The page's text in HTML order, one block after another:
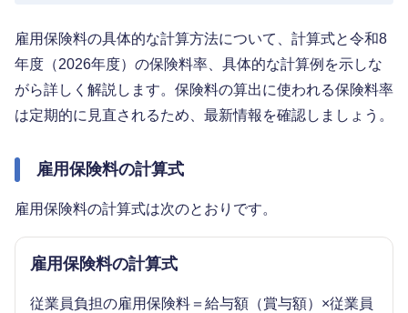
雇用保険料の具体的な計算方法について、計算式と令和8
年度（2026年度）の保険料率、具体的な計算例を示しな
がら詳しく解説します。保険料の算出に使われる保険料率
は定期的に見直されるため、最新情報を確認しましょう。
雇用保険料の計算式
雇用保険料の計算式は次のとおりです。
雇用保険料の計算式
従業員負担の雇用保険料＝給与額（賞与額）×従業員